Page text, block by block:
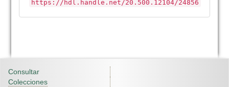
https://hdl.handle.net/20.500.12104/24856
Consultar
Colecciones